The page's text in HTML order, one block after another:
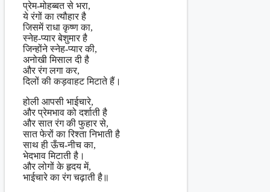
प्रेम-मोहब्बत से भरा,
ये रंगों का त्यौहार है
जिसमें राधा कृष्ण का,
स्नेह-प्यार बेशुमार है
जिन्होंने स्नेह-प्यार की,
अनोखी मिसाल दी है
और रंग लगा कर,
दिलों की कड़वाहट मिटाते हैं।
होली आपसी भाईचारे,
और प्रेमभाव को दर्शाती है
और सात रंग की फुहार से,
सात फेरों का रिश्ता निभाती है
साथ ही ऊँच-नीच का,
भेदभाव मिटाती है।
और लोगों के हृदय में,
भाईचारे का रंग चढ़ाती है॥